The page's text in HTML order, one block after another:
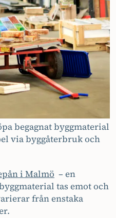
begagnat byggmaterial
via byggåterbruk och
i Malmö – en
tas emot och
från enstaka